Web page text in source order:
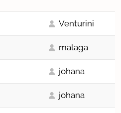
Venturini
malaga
johana
johana